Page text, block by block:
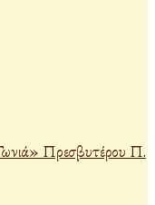
Πρεσβυτέρου Π.